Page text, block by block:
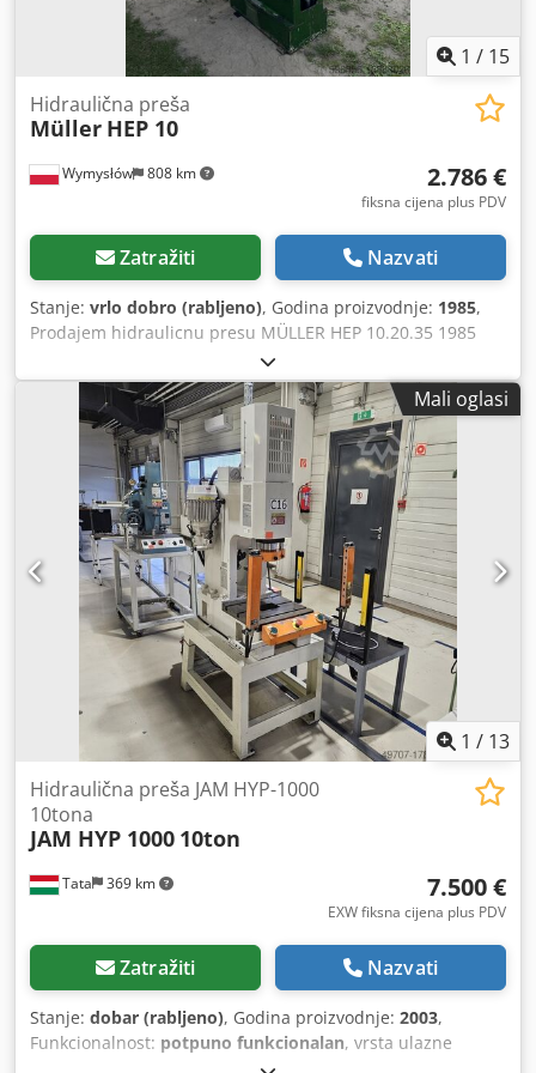
brazilsku sigurnosnu smjernicu NR 12, koja se temelji na
europskim. Naša najveća prednost je izrada specijalnih
strojeva i automatizacija preša. Nudimo hidraulične preše
po mjeri uz iznenađujuće povoljne cijene. Za hidrauliku
preša pretežno se koriste komponente vodećih europskih
proizvođača.
1 / 15
Wymysłów 808 km
Hidraulična preša
Müller HEP 10
2.786 €
fiksna cijena plus PDV
Zatražiti Nazvati
Stanje: vrlo dobro (rabljeno), Godina proizvodnje: 1985,
Prodajem hidraulicnu presu MÜLLER HEP 10.20.35 1985
god.Presa radila do samog kraja u odlicnom stanju.
Pregled tiska 2023. godine Cedpfsudph Iex Abieha
Mali oglasi
1 / 13
Tata 369 km
Hidraulična preša JAM HYP-1000
10tona
JAM HYP 1000 10ton
7.500 €
EXW fiksna cijena plus PDV
Zatražiti Nazvati
Stanje: dobar (rabljeno), Godina proizvodnje: 2003,
Funkcionalnost: potpuno funkcionalan, vrsta ulazne
, pritiskna sila:10 t